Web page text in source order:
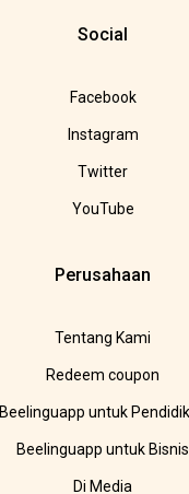
Social
Facebook
Instagram
Twitter
YouTube
Perusahaan
Tentang Kami
Redeem coupon
Beelinguapp untuk
Beelinguapp untuk Bisnis
Di Media